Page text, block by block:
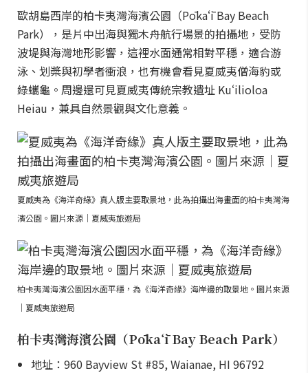
歐胡島西岸的柏卡夷灣海濱公園（Pōkaʻī Bay Beach
Park），是片中出海與獨木舟航行場景的拍攝地，受防
波堤與海灣地形影響，這裡水面通常相對平穩，適合游
泳、划槳與初學者衝浪，也有機會看見夏威夷僧海豹或
綠蠵龜。周邊還可見夏威夷傳統宗教遺址 Kuʻilioloa
Heiau，兼具自然景觀與文化意義。
夏威夷為《海洋奇緣》真人版主要取景地，此為拍攝出海畫面的柏卡夷灣海
濱公園。圖片來源｜夏威夷旅遊局
柏卡夷灣海濱公園因水面平穩，為《海洋奇緣》海岸邊的取景地。圖片來源
｜夏威夷旅遊局
柏卡夷灣海濱公園（Pōkaʻī Bay Beach Park）
地址：960 Bayview St #85, Waianae, HI 96792